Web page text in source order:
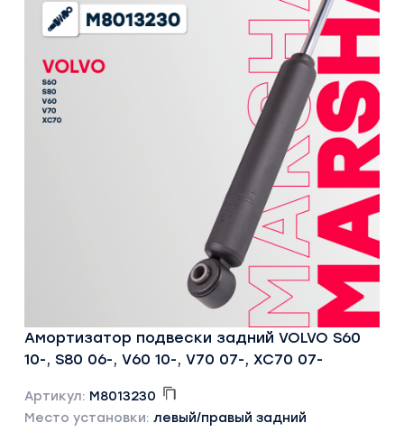
Амортизатор подвески задний VOLVO S60
10-, S80 06-, V60 10-, V70 07-, XC70 07-
Артикул: M8013230
Место установки: левый/правый задний